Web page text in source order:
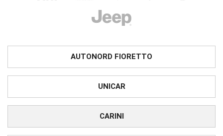
AUTONORD FIORETTO
UNICAR
CARINI